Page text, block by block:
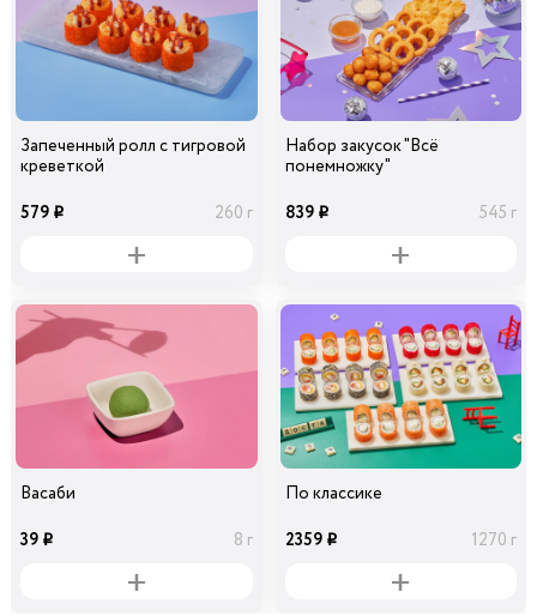
Запеченный ролл с тигровой
креветкой
579 i 260 г
Набор закусок "Всё
понемножку"
839 i 545 г
Васаби
39 i 8 г
По классике
2359 i 1270 г